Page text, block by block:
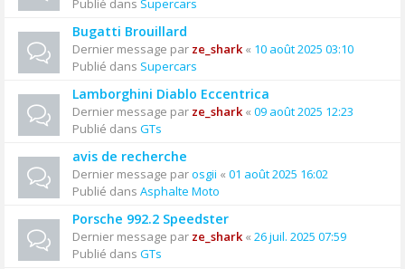
Publié dans Supercars
Bugatti Brouillard
Dernier message par ze_shark« 10 août 2025 03:10
Publié dans Supercars
Lamborghini Diablo Eccentrica
Dernier message par ze_shark« 09 août 2025 12:23
Publié dans GTs
avis de recherche
Dernier message parosgii « 01 août 2025 16:02
Publié dans Asphalte Moto
Porsche 992.2 Speedster
Dernier message par ze_shark« 26 juil. 2025 07:59
Publié dans GTs